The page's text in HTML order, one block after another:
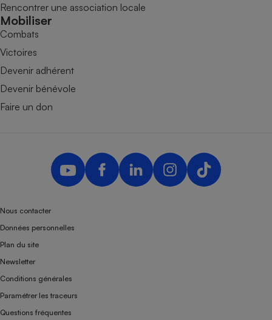
Rencontrer une association locale
Mobiliser
Combats
Victoires
Devenir adhérent
Devenir bénévole
Faire un don
Nous contacter
Données personnelles
Plan du site
Newsletter
Conditions générales
Paramétrer les traceurs
Questions fréquentes